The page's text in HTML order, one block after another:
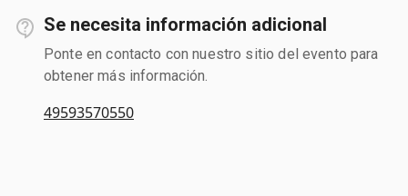
Se necesita información adicional
Ponte en contacto con nuestro sitio del evento para
obtener más información.
49593570550